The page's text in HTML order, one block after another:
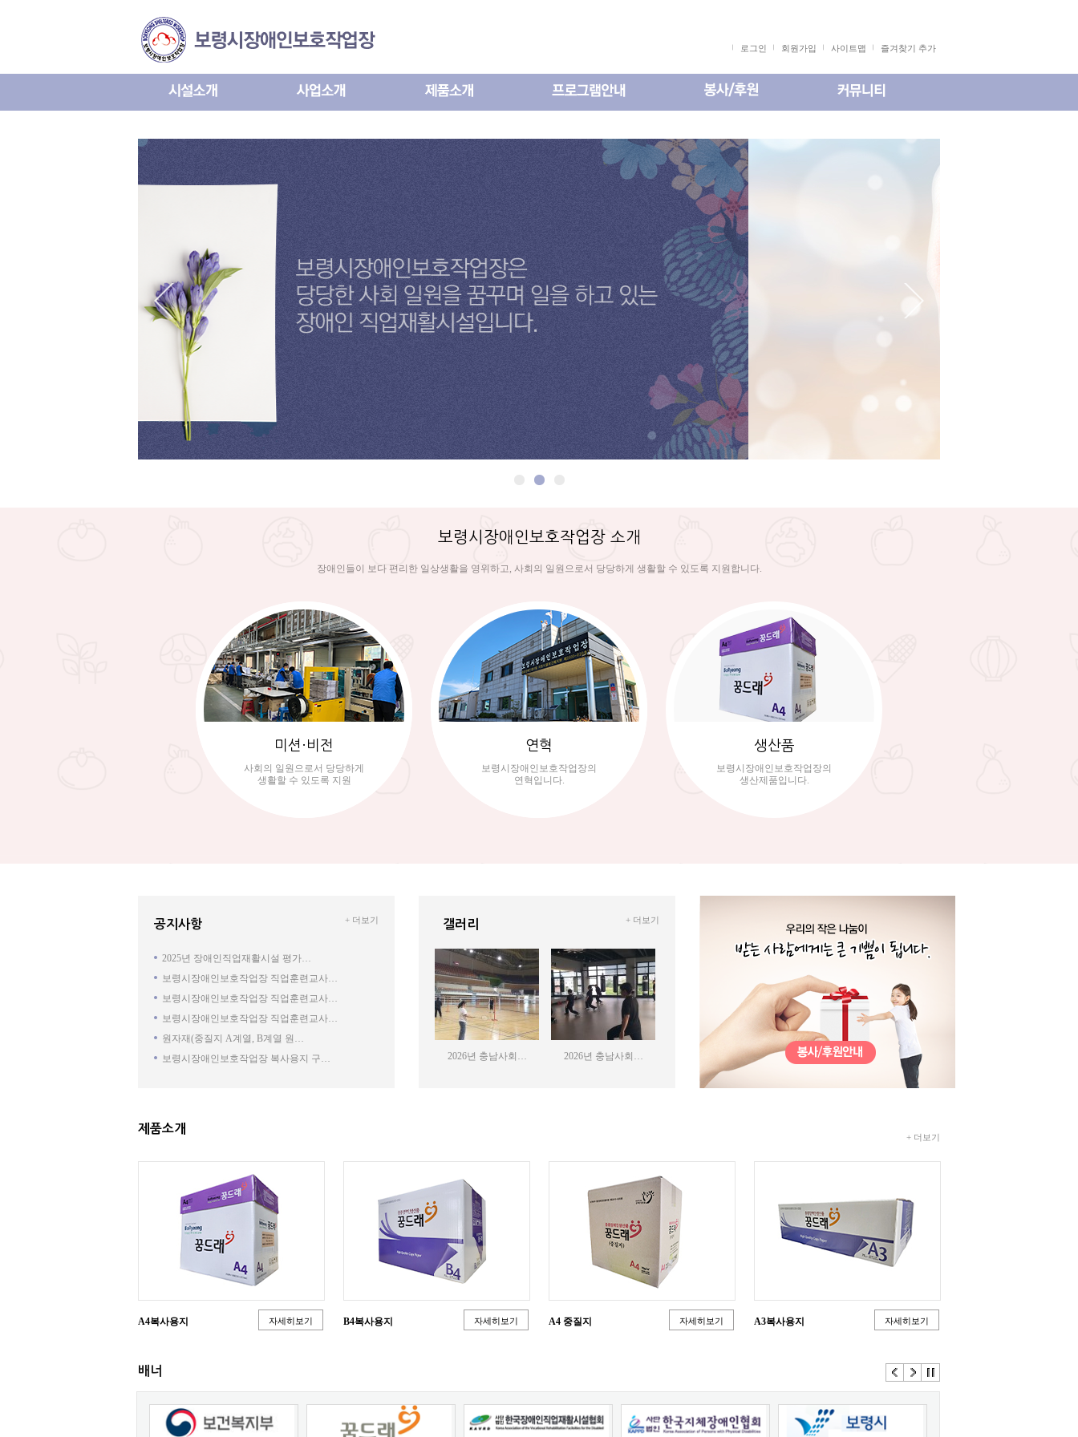
로그인 회원가입 사이트맵 즐겨찾기 추가
보령시장애인보호작업장 소개
장애인들이 보다 편리한 일상생활을 영위하고, 사회의 일원으로서 당당하게 생활할 수 있도록 지원합니다.
미션·비전
사회의 일원으로서 당당하게
생활할 수 있도록 지원
연혁
보령시장애인보호작업장의
연혁입니다.
생산품
보령시장애인보호작업장의
생산제품입니다.
공지사항 + 더보기
2025년 장애인직업재활시설 평가…
보령시장애인보호작업장 직업훈련교사…
보령시장애인보호작업장 직업훈련교사…
보령시장애인보호작업장 직업훈련교사…
원자재(중질지 A계열, B계열 원…
보령시장애인보호작업장 복사용지 구…
갤러리 + 더보기
2026년 충남사회… 2026년 충남사회…
제품소개
+ 더보기
A4복사용지 자세히보기 B4복사용지 자세히보기 A4 중질지 자세히보기 A3복사용지 자세히보기
배너